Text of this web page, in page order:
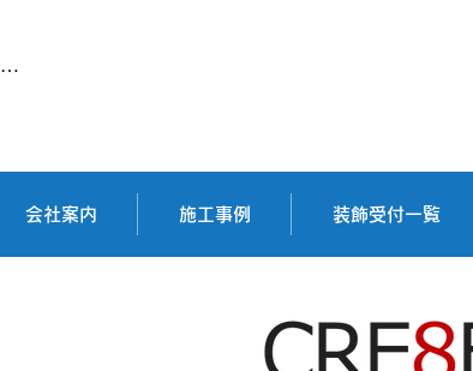
…
会社案内 施工事例 装飾受付一覧